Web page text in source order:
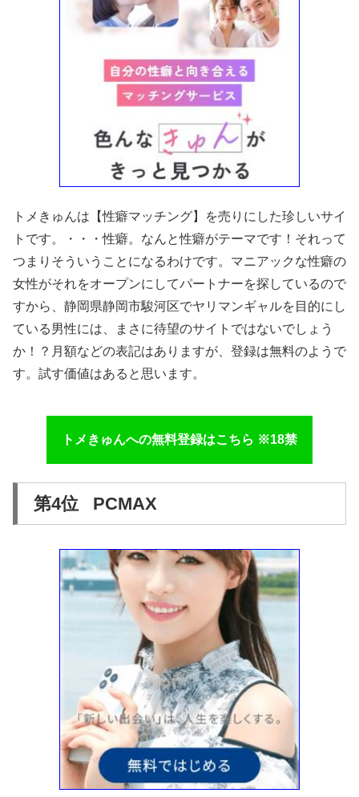
トメきゅんは【性癖マッチング】を売りにした珍しいサイ
トです。・・・性癖。なんと性癖がテーマです！それって
つまりそういうことになるわけです。マニアックな性癖の
女性がそれをオープンにしてパートナーを探しているので
すから、静岡県静岡市駿河区でヤリマンギャルを目的にし
ている男性には、まさに待望のサイトではないでしょう
か！？月額などの表記はありますが、登録は無料のようで
す。試す価値はあると思います。
トメきゅんへの無料登録はこちら ※18禁
第4位 PCMAX